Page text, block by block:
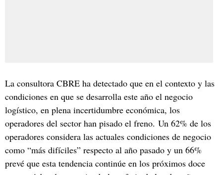
La consultora CBRE ha detectado que en el contexto y las
condiciones en que se desarrolla este año el negocio
logístico, en plena incertidumbre económica, los
operadores del sector han pisado el freno. Un 62% de los
operadores considera las actuales condiciones de negocio
como “más difíciles” respecto al año pasado y un 66%
prevé que esta tendencia continúe en los próximos doce